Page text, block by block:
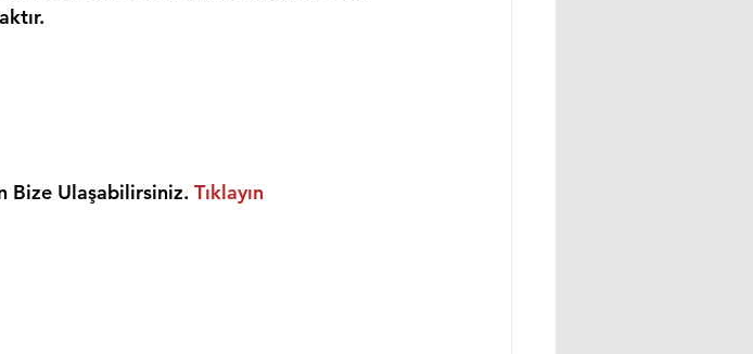
Bize Ulaşabilirsiniz. Tıklayın